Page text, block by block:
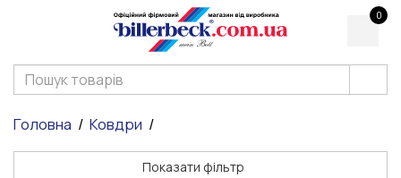
0
Головна Ковдри
Показати фільтр